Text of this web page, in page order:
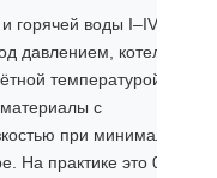
горячей воды I–IV
давлением, котельные.
температурой −20
с
при минимальной
На практике это 09Г2С